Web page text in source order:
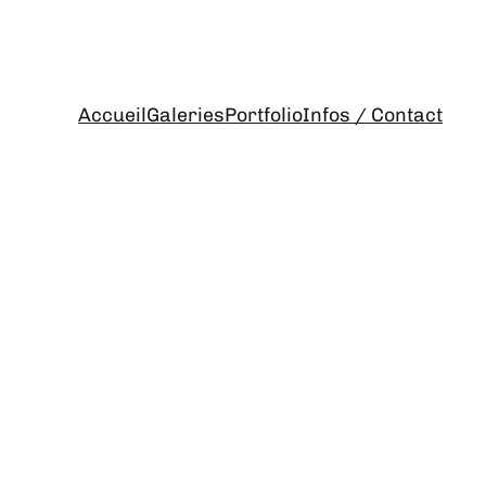
AccueilGaleriesPortfolioInfos / Contact